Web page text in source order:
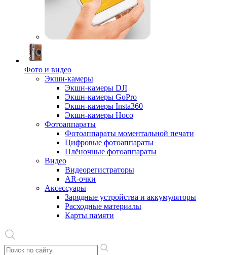
Фото и видео
Экшн-камеры
Экшн-камеры DJI
Экшн-камеры GoPro
Экшн-камеры Insta360
Экшн-камеры Hoco
Фотоаппараты
Фотоаппараты моментальной печати
Цифровые фотоаппараты
Плёночные фотоаппараты
Видео
Видеорегистраторы
AR-очки
Аксессуары
Зарядные устройства и аккумуляторы
Расходные материалы
Карты памяти